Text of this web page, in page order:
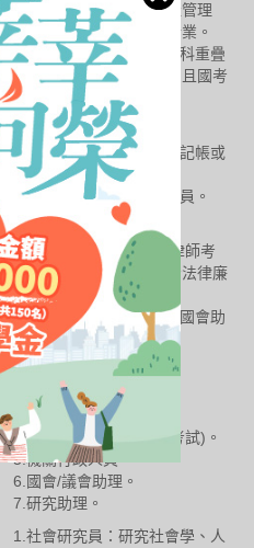
源業、行銷管理業、生產管理
業、市場行銷業等多樣行業。
6.在校所學科目與公職考科重疊
度高，為參加國考首選，且國考
工作穩定，福利好！
1.政府考試、公務人員。
2.會計師、記帳士事務所記帳或
審計查帳人員。
3.企業財會部門，財會人員。
4.執業會計師。
1.參加國考(司法特考、律師考
試、調查局特考、高普考法律廉
政／法制等)。
2.法律顧問、政府官員、國會助
理等。
1.媒體公關人員。
2.文字記者／播報人員。
3.政治相關研究人員。
4.公務人員(須參加國家考試)。
5.機關行政人員。
6.國會/議會助理。
7.研究助理。
1.社會研究員：研究社會學、人